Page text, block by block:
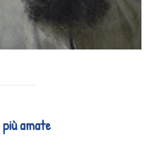
più amate